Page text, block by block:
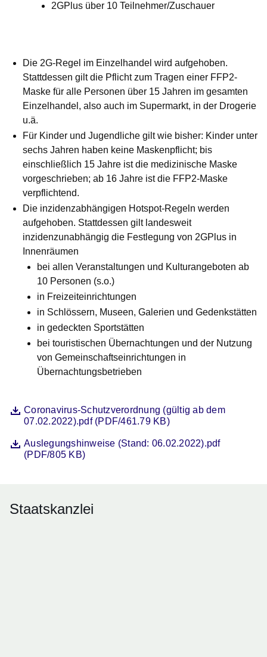
2GPlus über 10 Teilnehmer/Zuschauer
Die 2G-Regel im Einzelhandel wird aufgehoben.
Stattdessen gilt die Pflicht zum Tragen einer FFP2-
Maske für alle Personen über 15 Jahren im gesamten
Einzelhandel, also auch im Supermarkt, in der Drogerie
u.ä.
Für Kinder und Jugendliche gilt wie bisher: Kinder unter
sechs Jahren haben keine Maskenpflicht; bis
einschließlich 15 Jahre ist die medizinische Maske
vorgeschrieben; ab 16 Jahre ist die FFP2-Maske
verpflichtend.
Die inzidenzabhängigen Hotspot-Regeln werden
aufgehoben. Stattdessen gilt landesweit
inzidenzunabhängig die Festlegung von 2GPlus in
Innenräumen
bei allen Veranstaltungen und Kulturangeboten ab
10 Personen (s.o.)
in Freizeiteinrichtungen
in Schlössern, Museen, Galerien und Gedenkstätten
in gedeckten Sportstätten
bei touristischen Übernachtungen und der Nutzung
von Gemeinschaftseinrichtungen in
Übernachtungsbetrieben
DateiCoronavirus-Schutzverordnung (gültig ab dem
07.02.2022).pdf (PDF/461.79 KB)
Öffnet sich in einem neuen Fenster
DateiAuslegungshinweise (Stand: 06.02.2022).pdf
(PDF/805 KB)
Öffnet sich in einem neuen Fenster
Staatskanzlei